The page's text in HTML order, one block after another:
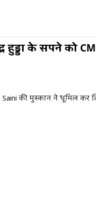
हुड्डा के सपने को
की मुस्कान ने धूमिल कर